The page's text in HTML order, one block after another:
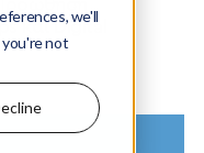
we'll
not
και Digital